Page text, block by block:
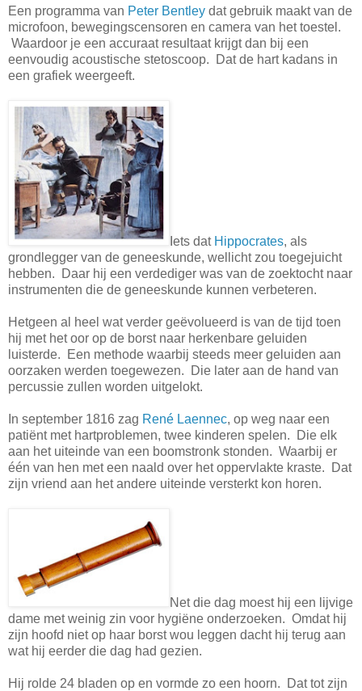
Een programma van Peter Bentley dat gebruik maakt van de
microfoon, bewegingscensoren en camera van het toestel.
Waardoor je een accuraat resultaat krijgt dan bij een
eenvoudig acoustische stetoscoop. Dat de hart kadans in
een grafiek weergeeft.
Iets dat Hippocrates, als
grondlegger van de geneeskunde, wellicht zou toegejuicht
hebben. Daar hij een verdediger was van de zoektocht naar
instrumenten die de geneeskunde kunnen verbeteren.
Hetgeen al heel wat verder geëvolueerd is van de tijd toen
hij met het oor op de borst naar herkenbare geluiden
luisterde. Een methode waarbij steeds meer geluiden aan
oorzaken werden toegewezen. Die later aan de hand van
percussie zullen worden uitgelokt.
In september 1816 zag René Laennec, op weg naar een
patiënt met hartproblemen, twee kinderen spelen. Die elk
aan het uiteinde van een boomstronk stonden. Waarbij er
één van hen met een naald over het oppervlakte kraste. Dat
zijn vriend aan het andere uiteinde versterkt kon horen.
Net die dag moest hij een lijvige
dame met weinig zin voor hygiëne onderzoeken. Omdat hij
zijn hoofd niet op haar borst wou leggen dacht hij terug aan
wat hij eerder die dag had gezien.
Hij rolde 24 bladen op en vormde zo een hoorn. Dat tot zijn